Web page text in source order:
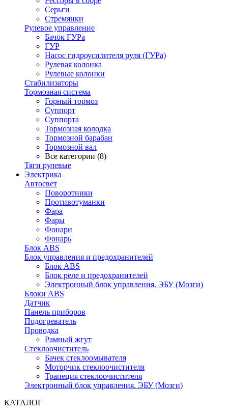
Серьги
Стремянки
Рулевое управление
Бачок ГУРа
ГУР
Насос гидроусилителя руля (ГУРа)
Рулевая колонка
Рулевые колонки
Стабилизаторы
Тормозная система
Горный тормоз
Суппорт
Суппорта
Тормозная колодка
Тормозной барабан
Тормозной вал
Все категории (8)
Тяги рулевые
Электрика
Автосвет
Поворотники
Противотуманки
Фара
Фары
Фонари
Фонарь
Блок ABS
Блок управления и предохранителей
Блок ABS
Блок реле и предохранителей
Электронный блок управления. ЭБУ (Мозги)
Блоки ABS
Датчик
Панель приборов
Подогреватель
Проводка
Рамный жгут
Стеклоочиститель
Бачек стеклоомывателя
Моторчик стеклоочистителя
Трапеция стеклоочистителя
Электронный блок управления. ЭБУ (Мозги)
КАТАЛОГ